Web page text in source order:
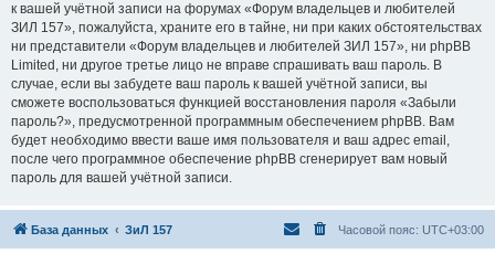
к вашей учётной записи на форумах «Форум владельцев и любителей
ЗИЛ 157», пожалуйста, храните его в тайне, ни при каких обстоятельствах
ни представители «Форум владельцев и любителей ЗИЛ 157», ни phpBB
Limited, ни другое третье лицо не вправе спрашивать ваш пароль. В
случае, если вы забудете ваш пароль к вашей учётной записи, вы
сможете воспользоваться функцией восстановления пароля «Забыли
пароль?», предусмотренной программным обеспечением phpBB. Вам
будет необходимо ввести ваше имя пользователя и ваш адрес email,
после чего программное обеспечение phpBB сгенерирует вам новый
пароль для вашей учётной записи.
База данных ЗиЛ 157 Часовой пояс: UTC+03:00